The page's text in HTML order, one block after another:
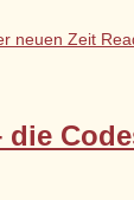
neuen Zeit